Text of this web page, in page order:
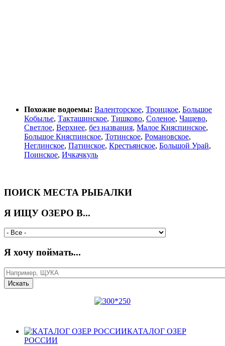
Похожие водоемы: Валенторское, Троицкое, Большое
Кобылье, Такташинское, Тишково, Соленое, Чащево,
Светлое, Верхнее, без названия, Малое Княспинское,
Большое Княспинское, Тотинское, Романовское,
Неглинское, Патинское, Крестьянское, Большой Урай,
Поинское, Ичкачкуль
ПОИСК МЕСТА РЫБАЛКИ
Я ИЩУ ОЗЕРО В...
Я хочу поймать...
КАТАЛОГ ОЗЕР
РОССИИ